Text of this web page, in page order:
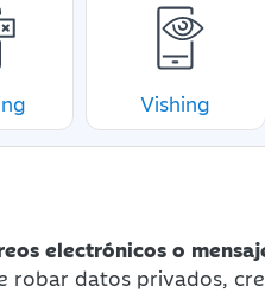
Vishing
electrónicos o
robar datos privados,